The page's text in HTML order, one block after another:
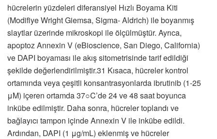
hücrelerin yüzdeleri diferansiyel Hızlı Boyama Kiti
(Modifiye Wright Giemsa, Sigma- Aldrich) ile boyanmış
slaytlar üzerinde mikroskopi ile ölçülmüştür. Ayrıca,
apoptoz Annexin V (eBioscience, San Diego, California)
ve DAPI boyaması ile akış sitometrisinde tarif edildiği
şekilde değerlendirilmiştir.31 Kısaca, hücreler kontrol
ortamında veya çeşitli konsantrasyonlarda ibrutinib (1-25
μM) içeren ortamda 37○C’de 24 ve 48 saat boyunca
inkübe edilmiştir. Daha sonra, hücreler toplandı ve
bağlayıcı tampon içinde Annexin V ile inkübe edildi.
Ardından, DAPI (1 μg/mL) eklenmiş ve hücreler